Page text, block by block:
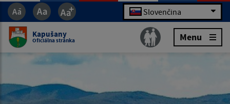
Slovenčina
Kapušany
Oficiálna stránka Menu